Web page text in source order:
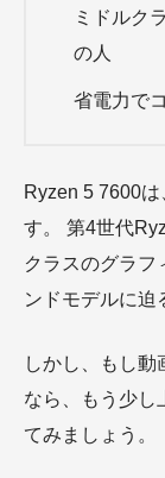
ミドルク
の人
省電力で
Ryzen 5 7600
す。 第4世代
クラスのグラフ
ンドモデルに迫
しかし、もし
なら、もう少し
てみましょう。